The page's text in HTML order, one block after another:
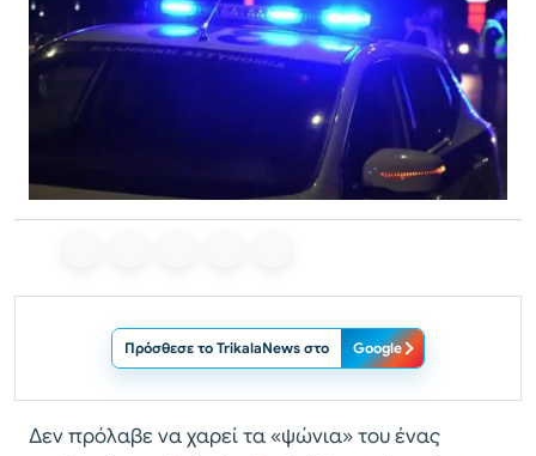
Πρόσθεσε το TrikalaNews στο Google
Δεν πρόλαβε να χαρεί τα «ψώνια» του ένας